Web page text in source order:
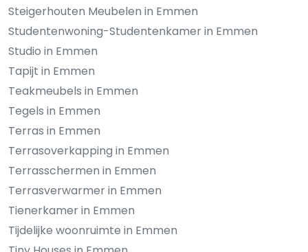
Steigerhouten Meubelen in Emmen
Studentenwoning-Studentenkamer in Emmen
Studio in Emmen
Tapijt in Emmen
Teakmeubels in Emmen
Tegels in Emmen
Terras in Emmen
Terrasoverkapping in Emmen
Terrasschermen in Emmen
Terrasverwarmer in Emmen
Tienerkamer in Emmen
Tijdelijke woonruimte in Emmen